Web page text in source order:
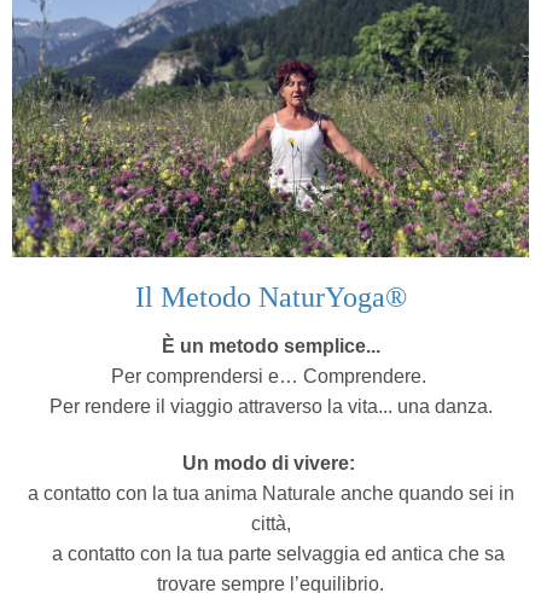
Il Metodo NaturYoga®
È un metodo semplice...
Per comprendersi e… Comprendere.
Per rendere il viaggio attraverso la vita... una danza.
Un modo di vivere:
a contatto con la tua anima Naturale anche quando sei in
città,
a contatto con la tua parte selvaggia ed antica che sa
trovare sempre l’equilibrio.